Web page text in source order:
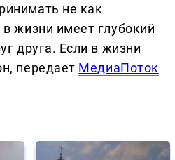
не как
жизни имеет глубокий
друга. Если в жизни
передает МедиаПоток